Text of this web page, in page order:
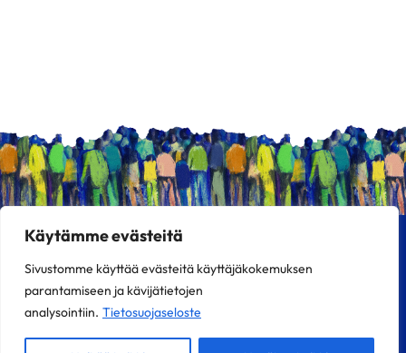
Käytämme evästeitä
Sivustomme käyttää evästeitä käyttäjäkokemuksen
parantamiseen ja kävijätietojen
analysointiin. Tietosuojaseloste
Turvallisempi Popkatu
F I